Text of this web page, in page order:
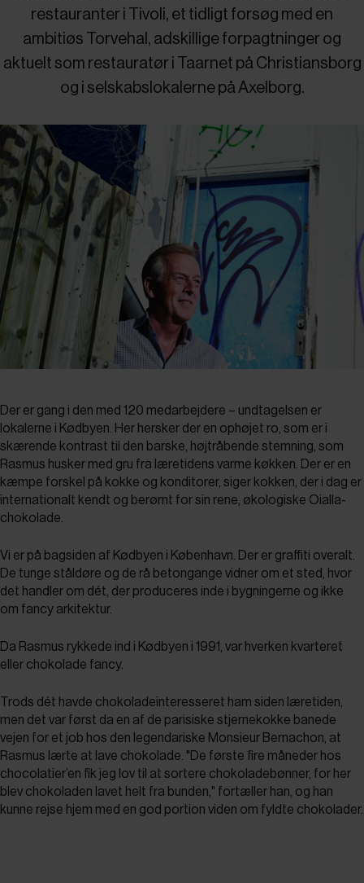
restauranter i Tivoli, et tidligt forsøg med en
ambitiøs Torvehal, adskillige forpagtninger og
aktuelt som restauratør i Taarnet på Christiansborg
og i selskabslokalerne på Axelborg.
Der er gang i den med 120 medarbejdere – undtagelsen er
lokalerne i Kødbyen. Her hersker der en ophøjet ro, som er i
skærende kontrast til den barske, højtråbende stemning, som
Rasmus husker med gru fra læretidens varme køkken. Der er en
kæmpe forskel på kokke og konditorer, siger kokken, der i dag er
internationalt kendt og berømt for sin rene, økologiske Oialla-
chokolade.
Vi er på bagsiden af Kødbyen i København. Der er graffiti overalt.
De tunge ståldøre og de rå betongange vidner om et sted, hvor
det handler om dét, der produceres inde i bygningerne og ikke
om fancy arkitektur.
Da Rasmus rykkede ind i Kødbyen i 1991, var hverken kvarteret
eller chokolade fancy.
Trods dét havde chokoladeinteresseret ham siden læretiden,
men det var først da en af de parisiske stjernekokke banede
vejen for et job hos den legendariske Monsieur Berna­chon, at
Rasmus lærte at lave chokolade. "De første fire måneder hos
chocolatier’en fik jeg lov til at sortere chokoladebønner, for her
blev chokoladen lavet helt fra bunden," fortæller han, og han
kunne rejse hjem med en god portion viden om fyldte chokolader.